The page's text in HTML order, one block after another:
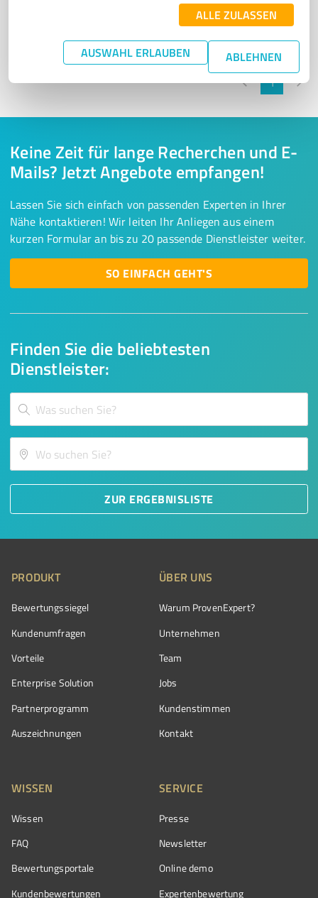
ALLE ZULASSEN
AUSWAHL ERLAUBEN ABLEHNEN
Registrieren Sie sich jetzt und werden Sie ein von
Kunden empfohlener ProvenExpert!
1
Finden Sie die beliebtesten
Dienstleister:
ZUR ERGEBNISLISTE
Keine Zeit für lange Recherchen und E-
Mails? Jetzt Angebote empfangen!
Lassen Sie sich einfach von passenden Experten in Ihrer
Nähe kontaktieren! Wir leiten Ihr Anliegen aus einem
kurzen Formular an bis zu 20 passende Dienstleister weiter.
SO EINFACH GEHT'S
PRODUKT
Bewertungssiegel
Kundenumfragen
Vorteile
Enterprise Solution
Partnerprogramm
Auszeichnungen
ÜBER UNS
Warum ProvenExpert?
Unternehmen
Team
Jobs
Kundenstimmen
Kontakt
WISSEN
Wissen
FAQ
Bewertungsportale
Kundenbewertungen
SERVICE
Presse
Newsletter
Online demo
Expertenbewertung